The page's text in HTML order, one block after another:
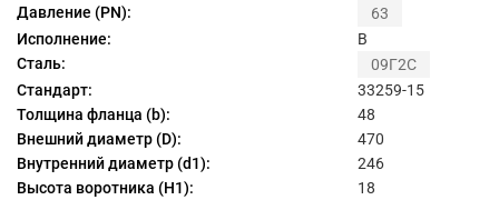
Давление (PN):
63
Исполнение:
B
Сталь:
09Г2С
Стандарт:
33259-15
Толщина фланца (b):
48
Внешний диаметр (D):
470
Внутренний диаметр (d1):
246
Высота воротника (H1):
18